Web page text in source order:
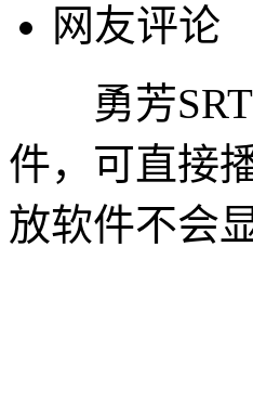
网友评论
勇芳SRT
件，可直接
放软件不会